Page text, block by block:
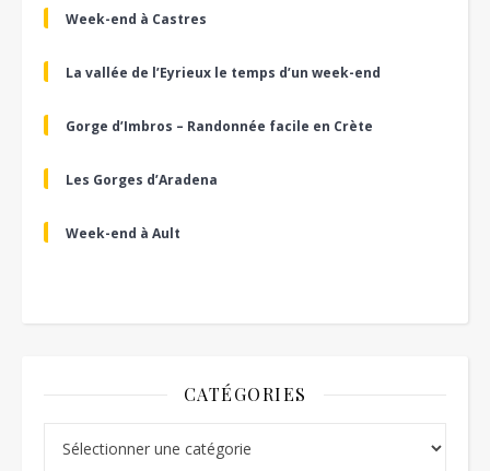
Week-end à Castres
La vallée de l’Eyrieux le temps d’un week-end
Gorge d’Imbros – Randonnée facile en Crète
Les Gorges d’Aradena
Week-end à Ault
CATÉGORIES